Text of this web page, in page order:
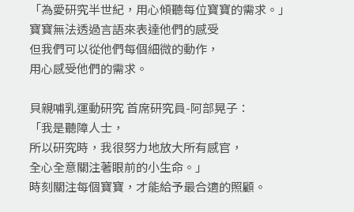
「為愛研究半世紀，用心傾聽每位寶寶的需求。」
寶寶無法透過言語來表達他們的感受
但我們可以從他們每個細微的動作，
用心感受他們的需求。
貝親哺乳運動研究 首席研究員-阿部晃子：
「我是聽障人士，
所以研究時，我很努力地放大所有感官，
全心全意關注著眼前的小生命。」
時刻關注每個寶寶，才能給予最合適的照顧。